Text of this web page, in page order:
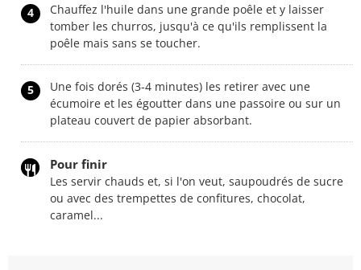
4
Chauffez l'huile dans une grande poêle et y laisser
tomber les churros, jusqu'à ce qu'ils remplissent la
poêle mais sans se toucher.
5
Une fois dorés (3-4 minutes) les retirer avec une
écumoire et les égoutter dans une passoire ou sur un
plateau couvert de papier absorbant.
Pour finir
Les servir chauds et, si l'on veut, saupoudrés de sucre
ou avec des trempettes de confitures, chocolat,
caramel...